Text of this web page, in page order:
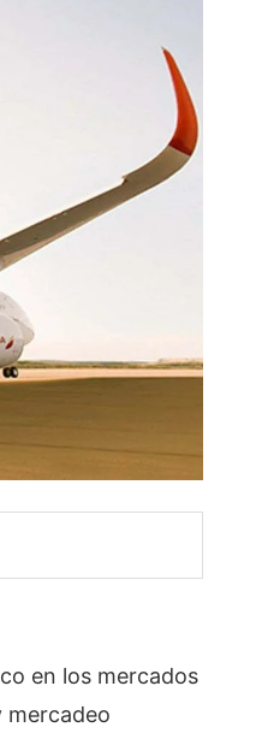
en los mercados
mercadeo